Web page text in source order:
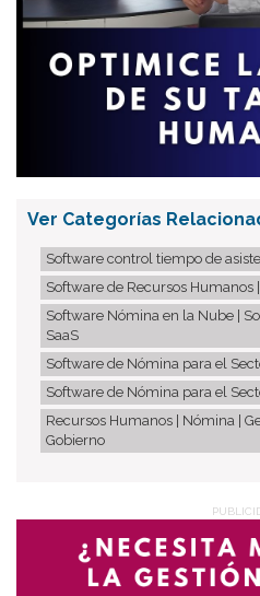
Ver Categorías
Software control tiempo de
Software de Recursos Humanos
Software Nómina en la Nube |
SaaS
Software de Nómina para el
Software de Nómina para el
Recursos Humanos | Nómina |
Gobierno